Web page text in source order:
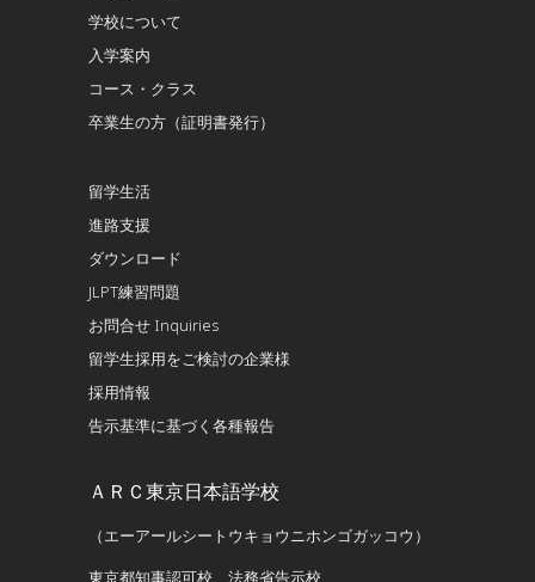
学校について
入学案内
コース・クラス
卒業生の方（証明書発行）
留学生活
進路支援
ダウンロード
JLPT練習問題
お問合せ Inquiries
留学生採用をご検討の企業様
採用情報
告示基準に基づく各種報告
ＡＲＣ東京日本語学校
（エーアールシートウキョウニホンゴガッコウ）
東京都知事認可校 法務省告示校